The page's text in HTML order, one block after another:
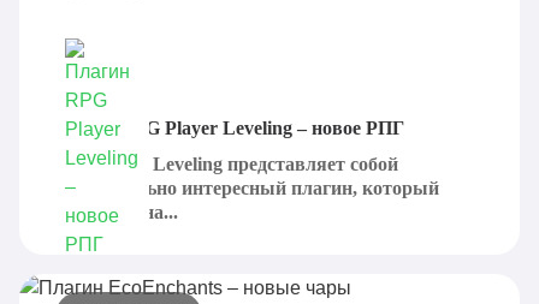
Плагин RPG Player Leveling – новое РПГ
RPG Player Leveling представляет собой
действительно интересный плагин, который
добавляет на...